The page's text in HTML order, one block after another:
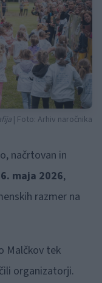
| Foto: Arhiv naročnika
načrtovan in
maja 2026,
razmer na
Malčkov tek
organizatorji.